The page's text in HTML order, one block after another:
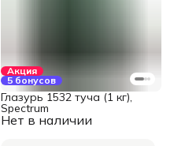
Акция
5 бонусов
Нет в наличии
Глазурь 1532 туча (1 кг),
Spectrum